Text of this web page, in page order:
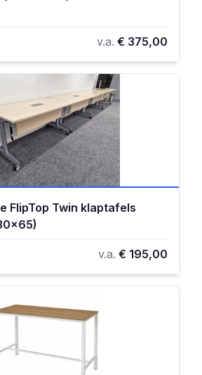
v.a. € 375,00
FlipTop Twin klaptafels
v.a. € 195,00